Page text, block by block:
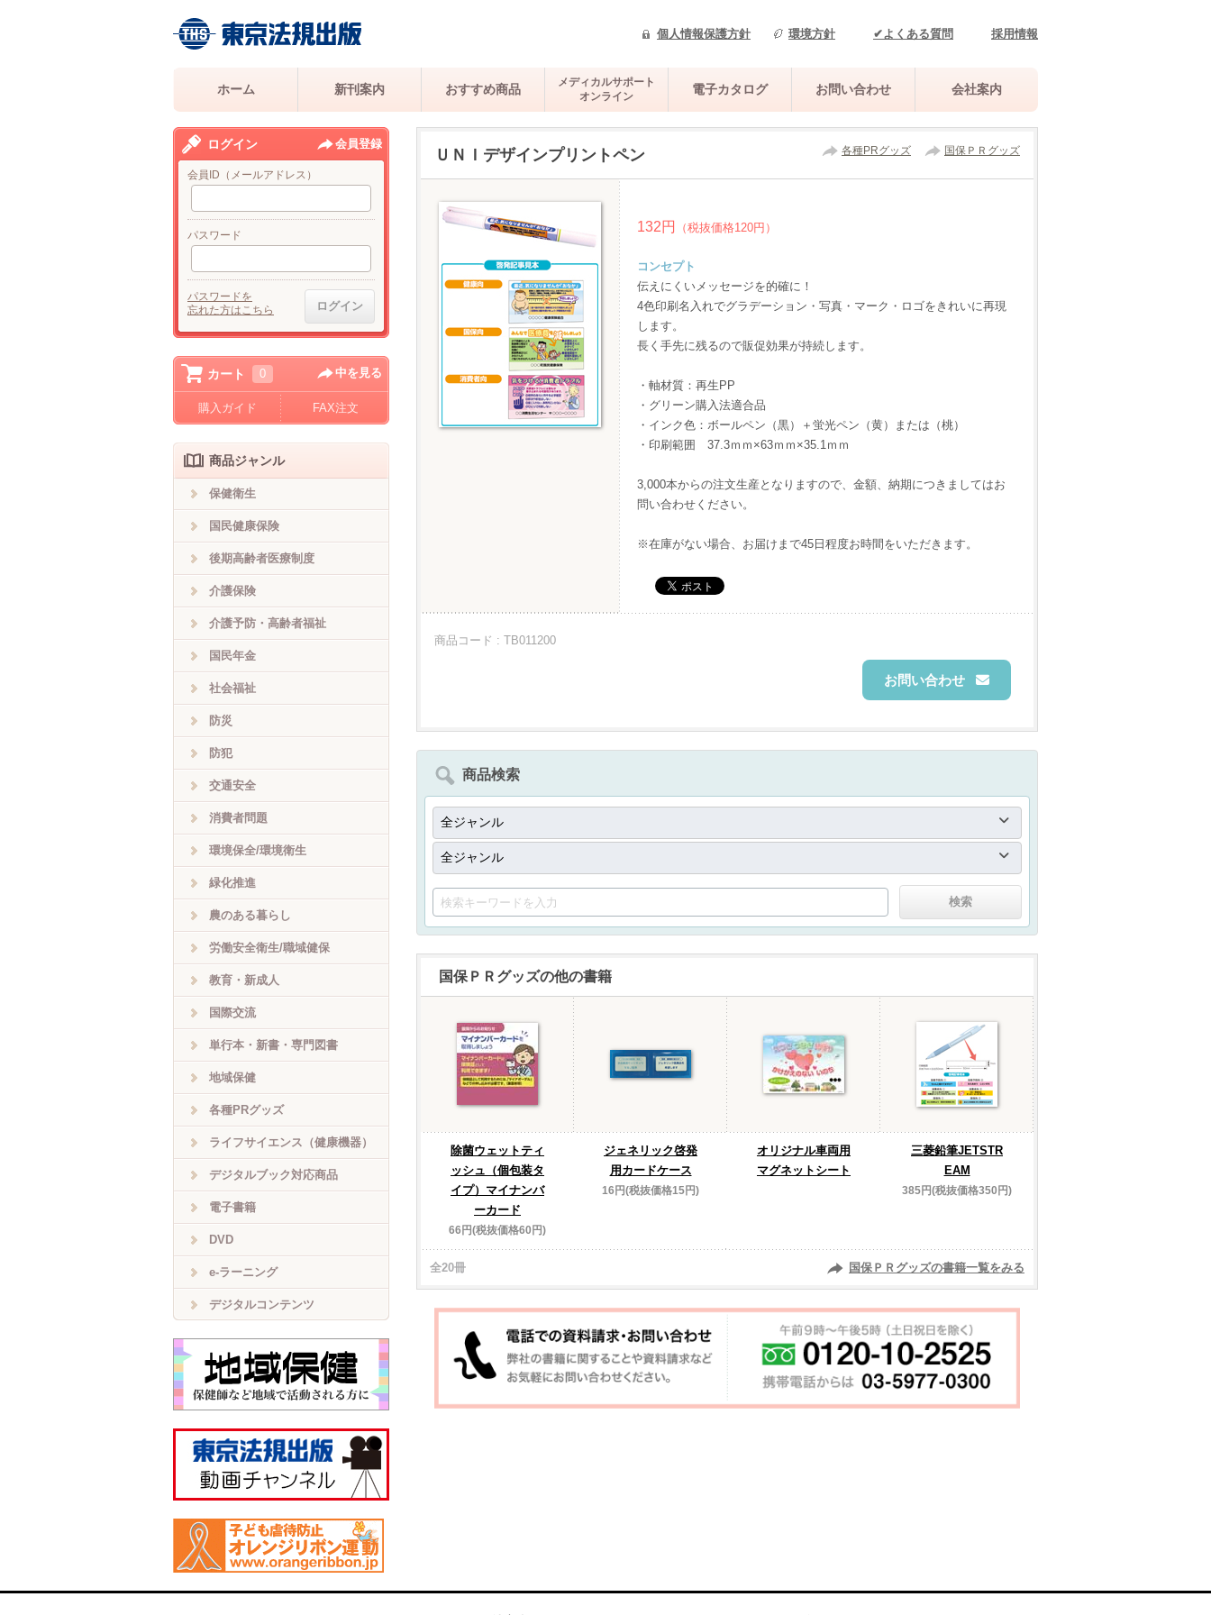
個人情報保護方針 環境方針 ✔よくある質問 採用情報
ホーム 新刊案内 おすすめ商品
メディカルサポート
オンライン
電子カタログ お問い合わせ 会社案内
各種PRグッズ 国保ＰＲグッズ
ＵＮＩデザインプリントペン
132円 （税抜価格120円）
コンセプト
伝えにくいメッセージを的確に！
4色印刷名入れでグラデーション・写真・マーク・ロゴをきれいに再現
します。
長く手先に残るので販促効果が持続します。
・軸材質：再生PP
・グリーン購入法適合品
・インク色：ボールペン（黒）＋蛍光ペン（黄）または（桃）
・印刷範囲 37.3ｍｍ×63ｍｍ×35.1ｍｍ
3,000本からの注文生産となりますので、金額、納期につきましてはお
問い合わせください。
※在庫がない場合、お届けまで45日程度お時間をいただきます。
商品コード : TB011200
お問い合わせ
商品検索
国保ＰＲグッズの他の書籍
除菌ウェットティ
ッシュ（個包装タ
イプ）マイナンバ
ーカード
66円(税抜価格60円)
ジェネリック啓発
用カードケース
16円(税抜価格15円)
オリジナル車両用
マグネットシート
三菱鉛筆JETSTR
EAM
385円(税抜価格350円)
全20冊 国保ＰＲグッズの書籍一覧をみる
ログイン 会員登録
会員ID（メールアドレス）
パスワード
パスワードを
忘れた方はこちら
カート 0 中を見る
購入ガイド FAX注文
商品ジャンル
保健衛生
国民健康保険
後期高齢者医療制度
介護保険
介護予防・高齢者福祉
国民年金
社会福祉
防災
防犯
交通安全
消費者問題
環境保全/環境衛生
緑化推進
農のある暮らし
労働安全衛生/職域健保
教育・新成人
国際交流
単行本・新書・専門図書
地域保健
各種PRグッズ
ライフサイエンス（健康機器）
デジタルブック対応商品
電子書籍
DVD
e-ラーニング
デジタルコンテンツ